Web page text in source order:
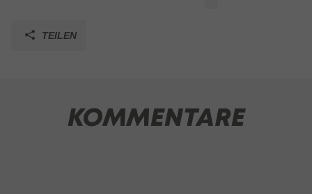
TEILEN
KOMMENTARE